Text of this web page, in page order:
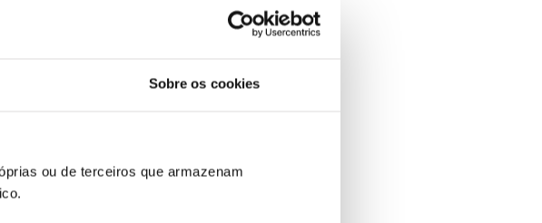
Sobre os cookies
ou de terceiros que armazenam